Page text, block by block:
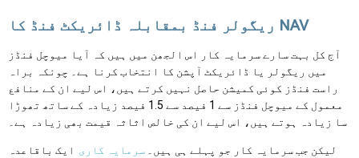
ریگولر فنڈ بمقابلہ ڈائریکٹ فنڈ کا NAV
آج کل بہت سارے سرمایہ کار اس الجھن میں ہیں کہ آیا میوچل فنڈز
میں ریگولر یا ڈائریکٹ آپشن کا انتخاب کرنا ہے۔ چونکہ براہ
راست فنڈز کوئی کمیشن حاصل نہیں کرتے ہیں، اس لیے ان کے منافع
معمول کے میوچل فنڈز سے 1 فیصد سے 1.5 فیصد زیادہ کے ساتھ تھوڑا
سا زیادہ ہوتے ہیں، اس لیے ان کی خالص اثاثہ قیمت بھی زیادہ ہے۔
لیکن جب سرمایہ کار جو پہلے ہی ہیں۔ سرمایہ کاری ایک باقاعدہ